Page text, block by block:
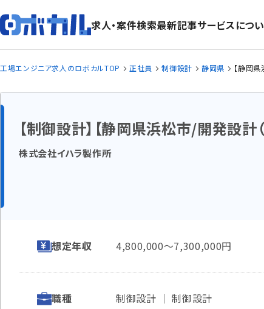
求人・案件検索最新記事サービスにつ
工場エンジニア求人のロボカルTOP 正社員 制御設計 静岡県 【静岡
【制御設計】【静岡県浜松市/開発設
株式会社イハラ製作所
想定年収 4,800,000〜7,300,000円
職種 制御設計 │ 制御設計